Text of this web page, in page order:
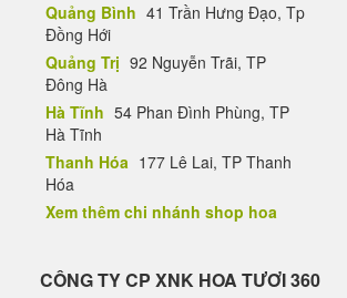
Quảng Bình 41 Trần Hưng Đạo, Tp
Đồng Hới
Quảng Trị 92 Nguyễn Trãi, TP
Đông Hà
Hà Tĩnh 54 Phan Đình Phùng, TP
Hà Tĩnh
Thanh Hóa 177 Lê Lai, TP Thanh
Hóa
Xem thêm chi nhánh shop hoa
CÔNG TY CP XNK HOA TƯƠI 360